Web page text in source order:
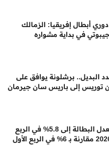
أبطال إفريقيا: الزمالك
في بداية مشواره
البديل.. برشلونة يوافق على
توريس إلى باريس سان جيرمان
انخفاض معدل البطالة إلى 5.8% في الربع